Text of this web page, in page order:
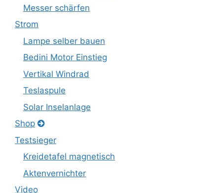
Messer schärfen
Strom
Lampe selber bauen
Bedini Motor Einstieg
Vertikal Windrad
Teslaspule
Solar Inselanlage
Shop
Testsieger
Kreidetafel magnetisch
Aktenvernichter
Video